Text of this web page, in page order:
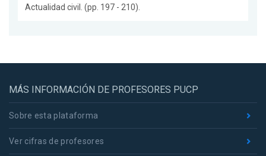
Actualidad civil. (pp. 197 - 210).
MÁS INFORMACIÓN DE PROFESORES PUCP
Sobre esta plataforma
Ver cifras de profesores